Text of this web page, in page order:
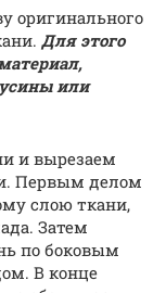
оригинального
Для этого
или
и вырезаем
Первым делом
слою ткани,
Затем
по боковым
В конце